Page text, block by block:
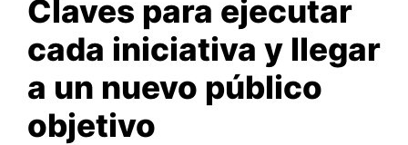
Claves para ejecutar
cada iniciativa y llegar
a un nuevo público
objetivo